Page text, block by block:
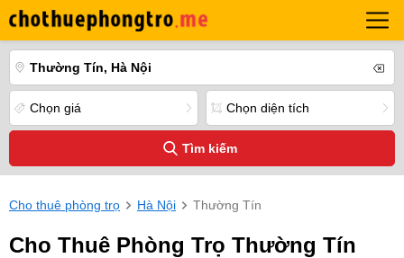
Thường Tín, Hà Nội
Chọn giá Chọn diện tích
Tìm kiếm
Cho thuê phòng trọ Hà Nội Thường Tín
Cho Thuê Phòng Trọ Thường Tín